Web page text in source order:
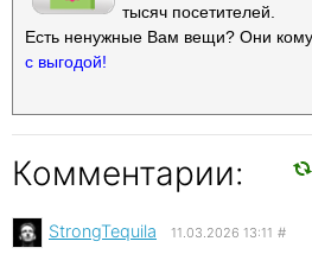
тысяч посетителей.
Есть ненужные Вам вещи? Они
с выгодой!
Комментарии:
StrongTequila 11.03.2026 13:11 #